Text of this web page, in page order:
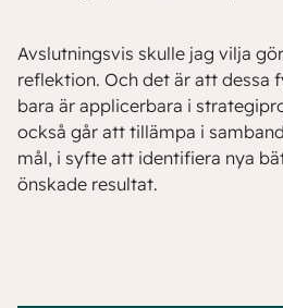
Avslutningsvis skulle jag vilja
reflektion. Och det är att dessa
bara är applicerbara i
också går att tillämpa i
mål, i syfte att identifiera nya
önskade resultat.